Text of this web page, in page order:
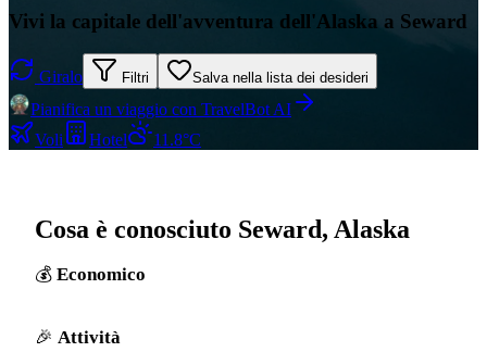
Vivi la capitale dell'avventura dell'Alaska a Seward
Giralo Filtri Salva nella lista dei desideri
Pianifica un viaggio con TravelBot AI
Voli
Hotel 11.8°C
Cosa è conosciuto Seward, Alaska
Economico
Attività